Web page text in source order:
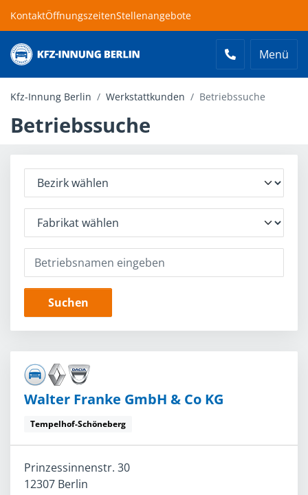
KontaktÖffnungszeitenStellenangebote
Kfz-Innung Berlin
Menü
Kfz-Innung Berlin Werkstattkunden Betriebssuche
Betriebssuche
Walter Franke GmbH & Co KG
Tempelhof-Schöneberg
Prinzessinnenstr. 30
12307 Berlin